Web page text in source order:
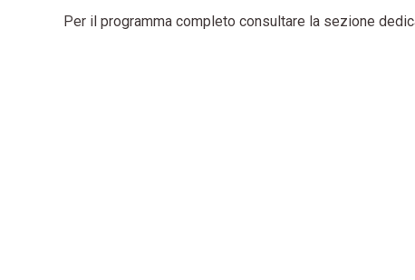
Per il programma completo consultare la sezione